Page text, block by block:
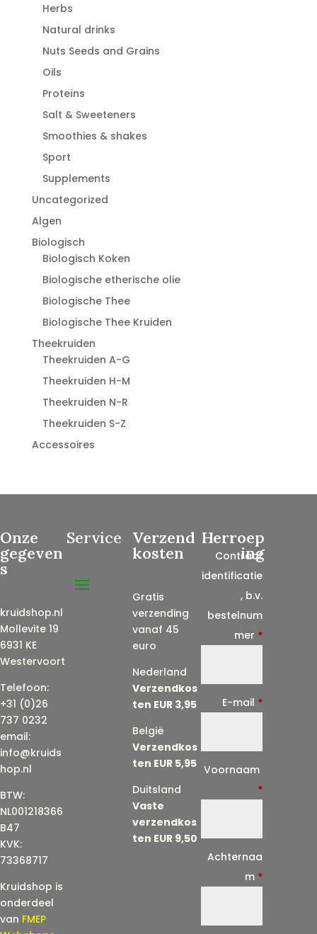
Herbs
Natural drinks
Nuts Seeds and Grains
Oils
Proteïns
Salt & Sweeteners
Smoothies & shakes
Sport
Supplements
Uncategorized
Algen
Biologisch
Biologisch Koken
Biologische etherische olie
Biologische Thee
Biologische Thee Kruiden
Theekruiden
Theekruiden A-G
Theekruiden H-M
Theekruiden N-R
Theekruiden S-Z
Accessoires
Onze
gegeven
s
kruidshop.nl
Mollevite 19
6931 KE
Westervoort
Telefoon:
+31 (0)26
737 0232
email:
info@kruids
hop.nl
BTW:
NL001218366
B47
KVK:
73368717
Kruidshop is
onderdeel
van FMEP
Service Verzend
kosten
Gratis
verzending
vanaf 45
euro
Nederland
Verzendkos
ten EUR 3,95
België
Verzendkos
ten EUR 5,95
Duitsland
Vaste
verzendkos
ten EUR 9,50
Herroep
ing
Contract
identificatie
, b.v.
bestelnum
mer *
E-mail *
Voornaam
*
Achternaa
m *